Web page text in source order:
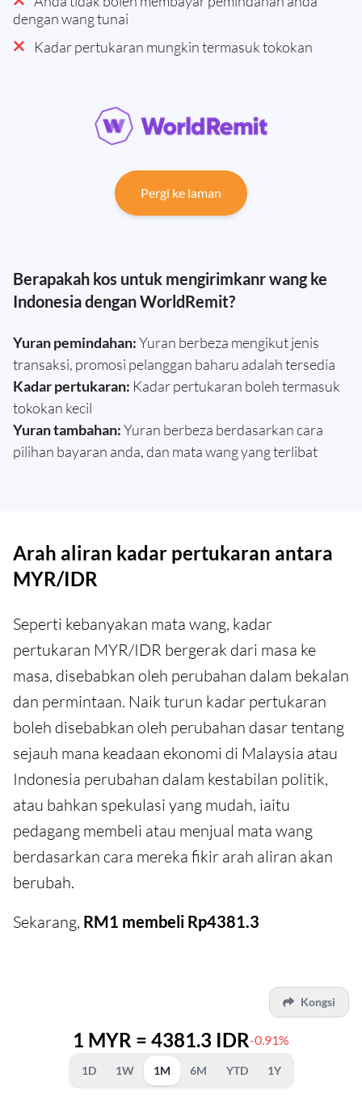
dengan wang tunai
Kadar pertukaran mungkin termasuk tokokan
Pergi ke laman
Berapakah kos untuk mengirimkanr wang ke
Indonesia dengan WorldRemit?
Yuran pemindahan:Yuran berbeza mengikut jenis
transaksi, promosi pelanggan baharu adalah tersedia
Kadar pertukaran: Kadar pertukaran boleh termasuk
tokokan kecil
Yuran tambahan:Yuran berbeza berdasarkan cara
pilihan bayaran anda, dan mata wang yang terlibat
Arah aliran kadar pertukaran antara
MYR/IDR
Seperti kebanyakan mata wang, kadar
pertukaran MYR/IDR bergerak dari masa ke
masa, disebabkan oleh perubahan dalam bekalan
dan permintaan. Naik turun kadar pertukaran
boleh disebabkan oleh perubahan dasar tentang
sejauh mana keadaan ekonomi di Malaysia atau
Indonesia perubahan dalam kestabilan politik,
atau bahkan spekulasi yang mudah, iaitu
pedagang membeli atau menjual mata wang
berdasarkan cara mereka fikir arah aliran akan
berubah.
Sekarang, RM1 membeli Rp4381.3
Kongsi
1 MYR = 4381.3 IDR-0.91%
1D 1W 1M 6M YTD 1Y